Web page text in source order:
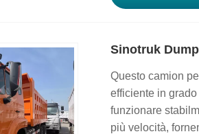
Sinotruk
Questo camion
efficiente in
funzionare
più velocità,